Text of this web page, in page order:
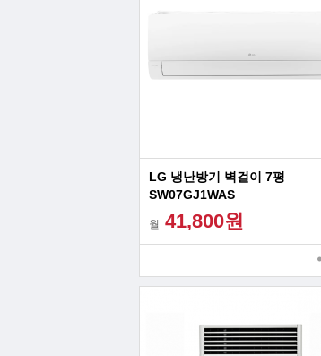
LG 냉난방기 벽걸이 7평
SW07GJ1WAS
월 41,800원